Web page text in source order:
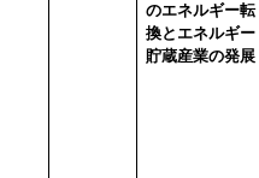
のエネルギー転
換とエネルギー
貯蔵産業の発展